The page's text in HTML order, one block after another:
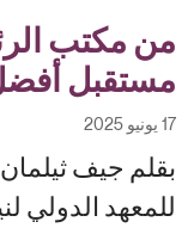
من مكتب
مستقبل أفضل
17 يونيو 2025
بقلم جيف
للمعهد الدولي